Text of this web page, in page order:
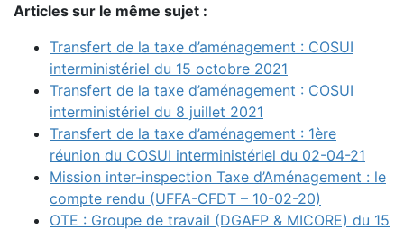
Articles sur le même sujet :
Transfert de la taxe d’aménagement : COSUI
interministériel du 15 octobre 2021
Transfert de la taxe d’aménagement : COSUI
interministériel du 8 juillet 2021
Transfert de la taxe d’aménagement : 1ère
réunion du COSUI interministériel du 02-04-21
Mission inter-inspection Taxe d’Aménagement : le
compte rendu (UFFA-CFDT – 10-02-20)
OTE : Groupe de travail (DGAFP & MICORE) du 15